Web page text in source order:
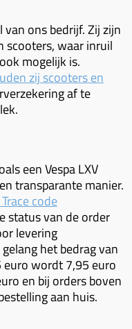
ons bedrijf. Zij zijn
scooters, waar inruil
mogelijk is.
zij scooters en
af te
een Vespa LXV
transparante manier.
code
status van de order
levering
het bedrag van
euro wordt 7,95 euro
en bij orders boven
aan huis.